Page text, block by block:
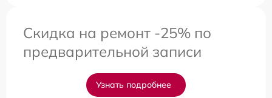
Скидка на ремонт -25% по
предварительной записи
Узнать подробнее